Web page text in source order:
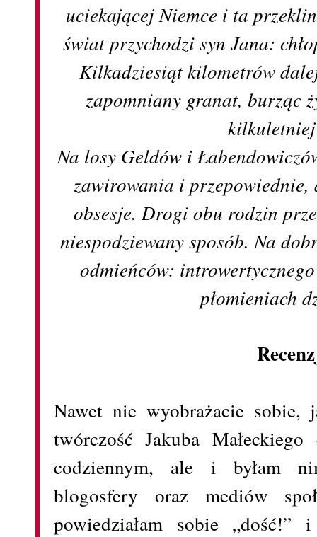
uciekającej Niemce i ta
świat przychodzi syn Jana:
Kilkadziesiąt kilometrów
zapomniany granat, burząc
Na losy Geldów i
zawirowania i przepowiednie,
obsesje. Drogi obu rodzin
niespodziewany sposób. Na
odmieńców:
płomieniach
Nawet nie wyobrażacie
twórczość Jakuba
codziennym, ale i byłam
blogosfery oraz mediów
powiedziałam sobie „dość!”